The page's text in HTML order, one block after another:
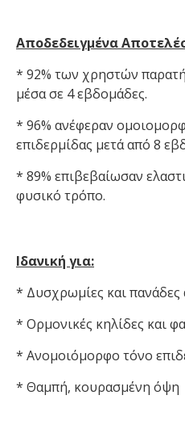
Αποδεδειγμένα
* 92% των χρηστών
μέσα σε 4 εβδομάδες.
* 96% ανέφεραν
επιδερμίδας μετά από 8
* 89% επιβεβαίωσαν
φυσικό τρόπο.
Ιδανική για:
* Δυσχρωμίες και πανάδες
* Ορμονικές κηλίδες και
* Ανομοιόμορφο τόνο
* Θαμπή, κουρασμένη όψη